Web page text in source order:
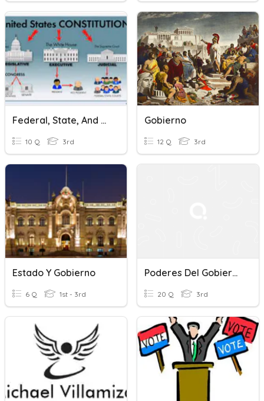
Federal, State, And Local Government
10 Q 3rd
Gobierno
12 Q 3rd
Estado Y Gobierno
6 Q 1st - 3rd
Poderes Del Gobierno
20 Q 3rd